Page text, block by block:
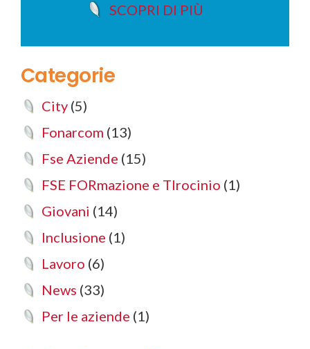
SCOPRI DI PIÙ
Categorie
City (5)
Fonarcom (13)
Fse Aziende (15)
FSE FORmazione e TIrocinio (1)
Giovani (14)
Inclusione (1)
Lavoro (6)
News (33)
Per le aziende (1)